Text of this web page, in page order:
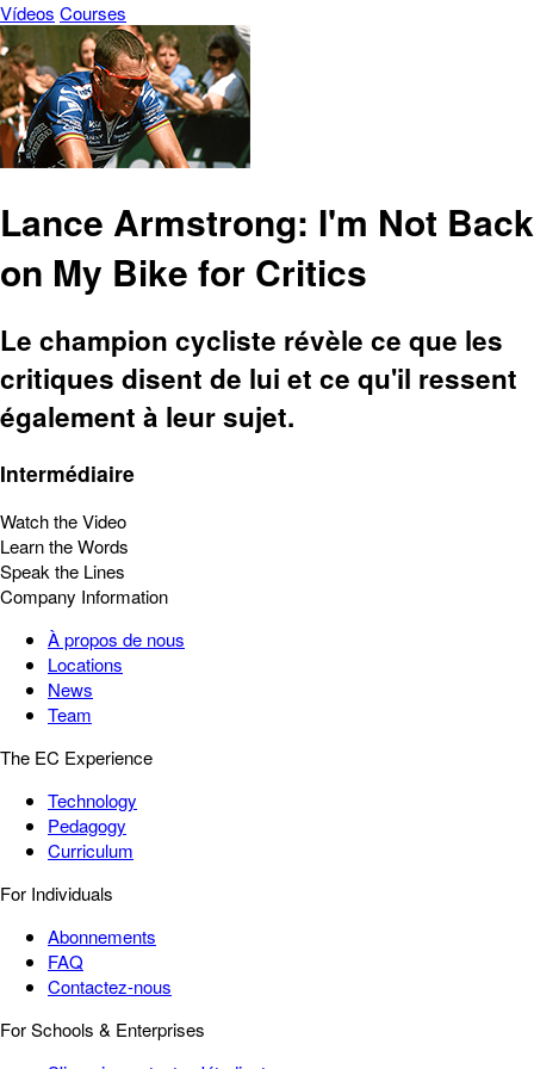
Vídeos Courses
Lance Armstrong: I'm Not Back
on My Bike for Critics
Le champion cycliste révèle ce que les
critiques disent de lui et ce qu'il ressent
également à leur sujet.
Intermédiaire
Watch the Video
Learn the Words
Speak the Lines
Company Information
À propos de nous
Locations
News
Team
The EC Experience
Technology
Pedagogy
Curriculum
For Individuals
Abonnements
FAQ
Contactez-nous
For Schools & Enterprises